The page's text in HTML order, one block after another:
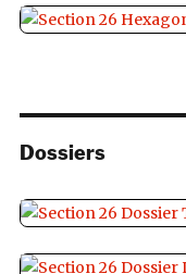
Dossiers